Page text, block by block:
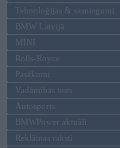
Tehnoloģijas & sasniegumi
BMW Latvijā
MINI
Rolls-Royce
Pasākumi
Vadāmības tests
Autosports
BMWPower aktuāli
Reklāmas raksti